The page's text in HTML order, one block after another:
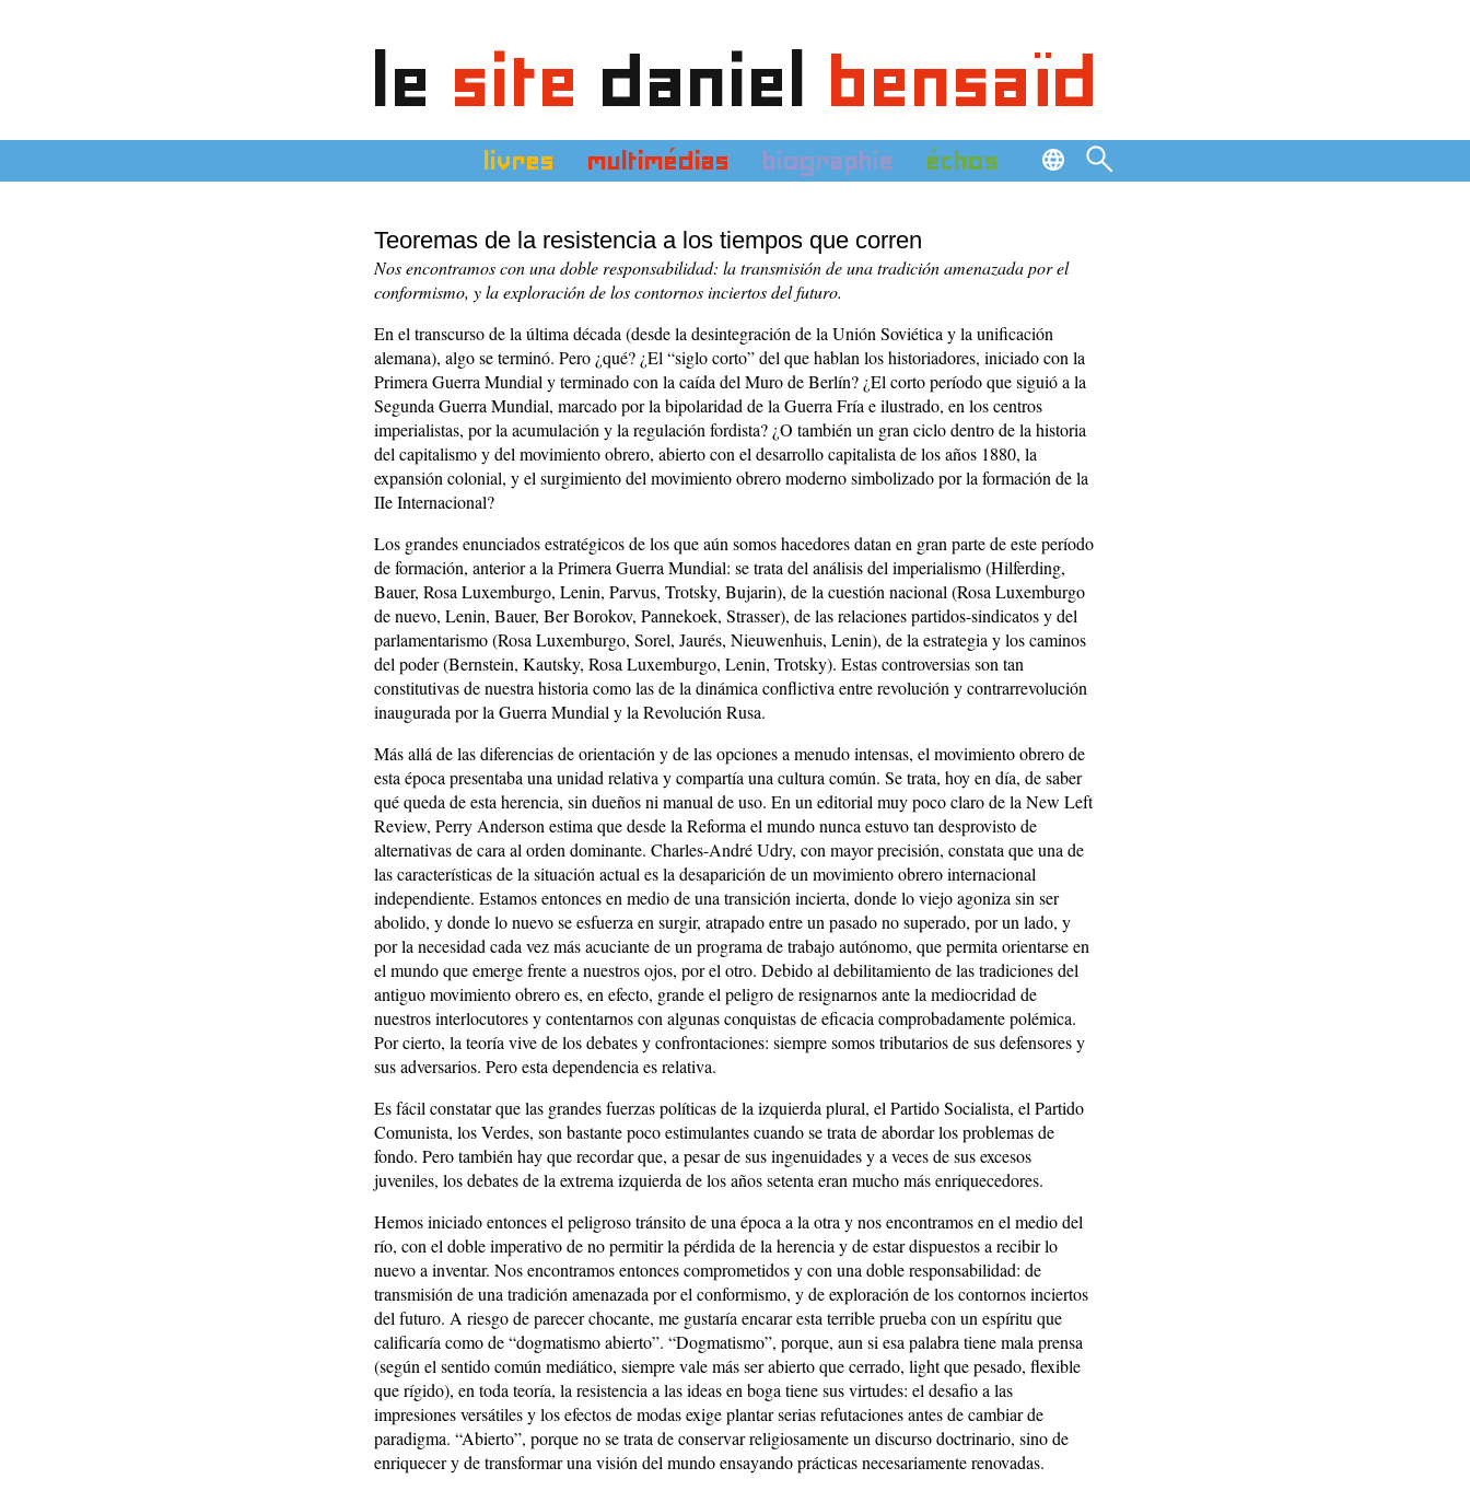
le site daniel bensaïd
livres multimédias biographie échos
Teoremas de la resistencia a los tiempos que corren
Nos encontramos con una doble responsabilidad: la transmisión de una tradición amenazada por el
conformismo, y la exploración de los contornos inciertos del futuro.
En el transcurso de la última década (desde la desintegración de la Unión Soviética y la unificación
alemana), algo se terminó. Pero ¿qué? ¿El “siglo corto” del que hablan los historiadores, iniciado con la
Primera Guerra Mundial y terminado con la caída del Muro de Berlín? ¿El corto período que siguió a la
Segunda Guerra Mundial, marcado por la bipolaridad de la Guerra Fría e ilustrado, en los centros
imperialistas, por la acumulación y la regulación fordista? ¿O también un gran ciclo dentro de la historia
del capitalismo y del movimiento obrero, abierto con el desarrollo capitalista de los años 1880, la
expansión colonial, y el surgimiento del movimiento obrero moderno simbolizado por la formación de la
IIe Internacional?
Los grandes enunciados estratégicos de los que aún somos hacedores datan en gran parte de este período
de formación, anterior a la Primera Guerra Mundial: se trata del análisis del imperialismo (Hilferding,
Bauer, Rosa Luxemburgo, Lenin, Parvus, Trotsky, Bujarin), de la cuestión nacional (Rosa Luxemburgo
de nuevo, Lenin, Bauer, Ber Borokov, Pannekoek, Strasser), de las relaciones partidos-sindicatos y del
parlamentarismo (Rosa Luxemburgo, Sorel, Jaurés, Nieuwenhuis, Lenin), de la estrategia y los caminos
del poder (Bernstein, Kautsky, Rosa Luxemburgo, Lenin, Trotsky). Estas controversias son tan
constitutivas de nuestra historia como las de la dinámica conflictiva entre revolución y contrarrevolución
inaugurada por la Guerra Mundial y la Revolución Rusa.
Más allá de las diferencias de orientación y de las opciones a menudo intensas, el movimiento obrero de
esta época presentaba una unidad relativa y compartía una cultura común. Se trata, hoy en día, de saber
qué queda de esta herencia, sin dueños ni manual de uso. En un editorial muy poco claro de la New Left
Review, Perry Anderson estima que desde la Reforma el mundo nunca estuvo tan desprovisto de
alternativas de cara al orden dominante. Charles-André Udry, con mayor precisión, constata que una de
las características de la situación actual es la desaparición de un movimiento obrero internacional
independiente. Estamos entonces en medio de una transición incierta, donde lo viejo agoniza sin ser
abolido, y donde lo nuevo se esfuerza en surgir, atrapado entre un pasado no superado, por un lado, y
por la necesidad cada vez más acuciante de un programa de trabajo autónomo, que permita orientarse en
el mundo que emerge frente a nuestros ojos, por el otro. Debido al debilitamiento de las tradiciones del
antiguo movimiento obrero es, en efecto, grande el peligro de resignarnos ante la mediocridad de
nuestros interlocutores y contentarnos con algunas conquistas de eficacia comprobadamente polémica.
Por cierto, la teoría vive de los debates y confrontaciones: siempre somos tributarios de sus defensores y
sus adversarios. Pero esta dependencia es relativa.
Es fácil constatar que las grandes fuerzas políticas de la izquierda plural, el Partido Socialista, el Partido
Comunista, los Verdes, son bastante poco estimulantes cuando se trata de abordar los problemas de
fondo. Pero también hay que recordar que, a pesar de sus ingenuidades y a veces de sus excesos
juveniles, los debates de la extrema izquierda de los años setenta eran mucho más enriquecedores.
Hemos iniciado entonces el peligroso tránsito de una época a la otra y nos encontramos en el medio del
río, con el doble imperativo de no permitir la pérdida de la herencia y de estar dispuestos a recibir lo
nuevo a inventar. Nos encontramos entonces comprometidos y con una doble responsabilidad: de
transmisión de una tradición amenazada por el conformismo, y de exploración de los contornos inciertos
del futuro. A riesgo de parecer chocante, me gustaría encarar esta terrible prueba con un espíritu que
calificaría como de “dogmatismo abierto”. “Dogmatismo”, porque, aun si esa palabra tiene mala prensa
(según el sentido común mediático, siempre vale más ser abierto que cerrado, light que pesado, flexible
que rígido), en toda teoría, la resistencia a las ideas en boga tiene sus virtudes: el desafio a las
impresiones versátiles y los efectos de modas exige plantar serias refutaciones antes de cambiar de
paradigma. “Abierto”, porque no se trata de conservar religiosamente un discurso doctrinario, sino de
enriquecer y de transformar una visión del mundo ensayando prácticas necesariamente renovadas.